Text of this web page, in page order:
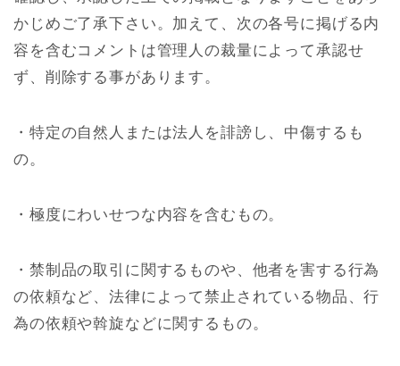
かじめご了承下さい。加えて、次の各号に掲げる内
容を含むコメントは管理人の裁量によって承認せ
ず、削除する事があります。
・特定の自然人または法人を誹謗し、中傷するも
の。
・極度にわいせつな内容を含むもの。
・禁制品の取引に関するものや、他者を害する行為
の依頼など、法律によって禁止されている物品、行
為の依頼や斡旋などに関するもの。